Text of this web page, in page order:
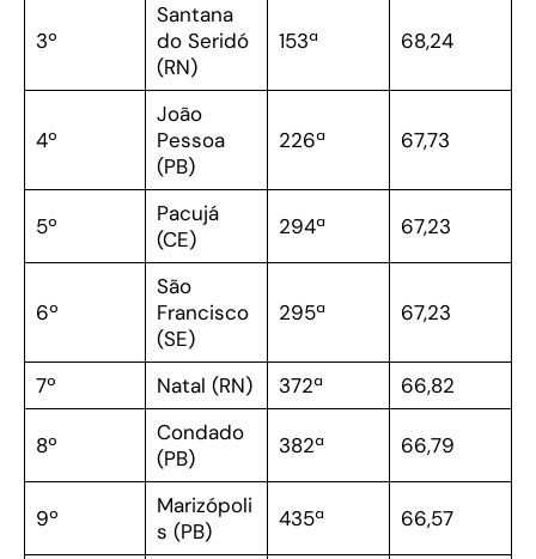
3º
Santana
do Seridó
(RN)
153ª 68,24
4º
João
Pessoa
(PB)
226ª 67,73
5º
Pacujá
(CE)
294ª 67,23
6º
São
Francisco
(SE)
295ª 67,23
7º Natal (RN) 372ª 66,82
8º
Condado
(PB)
382ª 66,79
9º
Marizópoli
s (PB)
435ª 66,57